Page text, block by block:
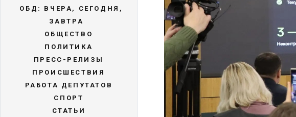
ОБД: ВЧЕРА, СЕГОДНЯ,
ЗАВТРА
ОБЩЕСТВО
ПОЛИТИКА
ПРЕСС-РЕЛИЗЫ
ПРОИСШЕСТВИЯ
РАБОТА ДЕПУТАТОВ
СПОРТ
СТАТЬИ